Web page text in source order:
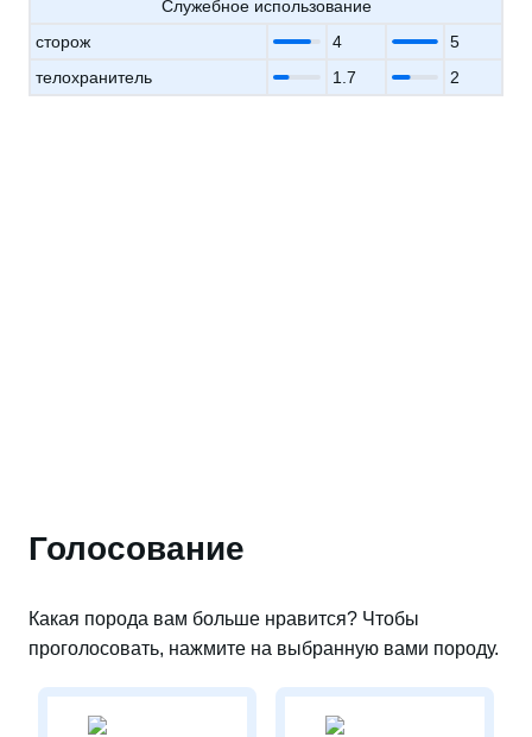
Служебное использование
сторож
4
5
телохранитель
1.7 2
Голосование
Какая порода вам больше нравится? Чтобы
проголосовать, нажмите на выбранную вами породу.